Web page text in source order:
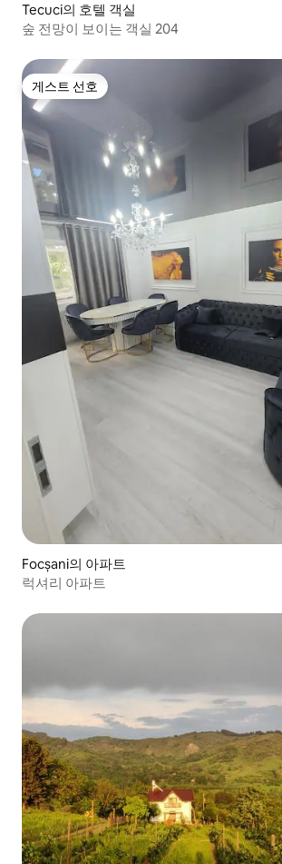
Tecuci의 호텔 객실
숲 전망이 보이는 객실 204
게스트 선호
게스트 선호
Focșani의 아파트
럭셔리 아파트